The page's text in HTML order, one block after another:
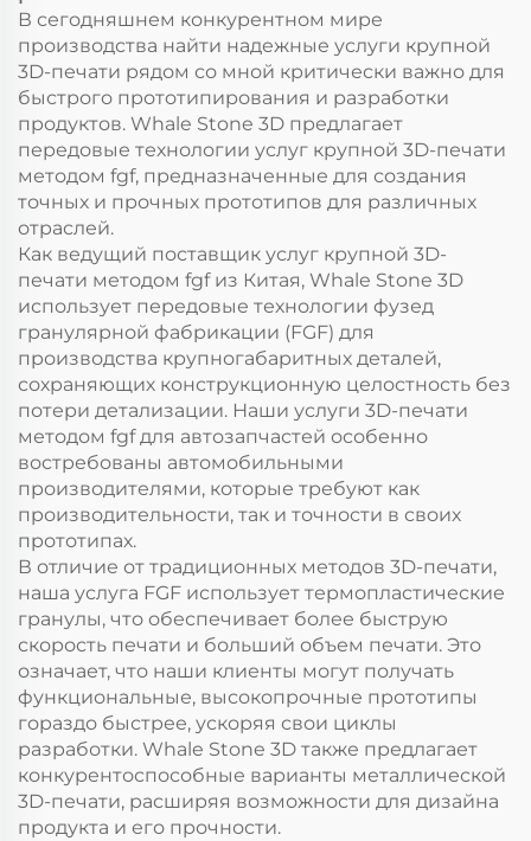
В сегодняшнем конкурентном мире
производства найти надежные услуги крупной
3D-печати рядом со мной критически важно для
быстрого прототипирования и разработки
продуктов. Whale Stone 3D предлагает
передовые технологии услуг крупной 3D-печати
методом fgf, предназначенные для создания
точных и прочных прототипов для различных
отраслей.
Как ведущий поставщик услуг крупной 3D-
печати методом fgf из Китая, Whale Stone 3D
использует передовые технологии фузед
гранулярной фабрикации (FGF) для
производства крупногабаритных деталей,
сохраняющих конструкционную целостность без
потери детализации. Наши услуги 3D-печати
методом fgf для автозапчастей особенно
востребованы автомобильными
производителями, которые требуют как
производительности, так и точности в своих
прототипах.
В отличие от традиционных методов 3D-печати,
наша услуга FGF использует термопластические
гранулы, что обеспечивает более быструю
скорость печати и больший объем печати. Это
означает, что наши клиенты могут получать
функциональные, высокопрочные прототипы
гораздо быстрее, ускоряя свои циклы
разработки. Whale Stone 3D также предлагает
конкурентоспособные варианты металлической
3D-печати, расширяя возможности для дизайна
продукта и его прочности.